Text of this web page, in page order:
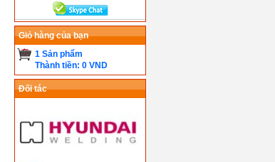
Giỏ hàng của bạn
1 Sản phẩm
Thành tiền: 0 VND
Đối tác